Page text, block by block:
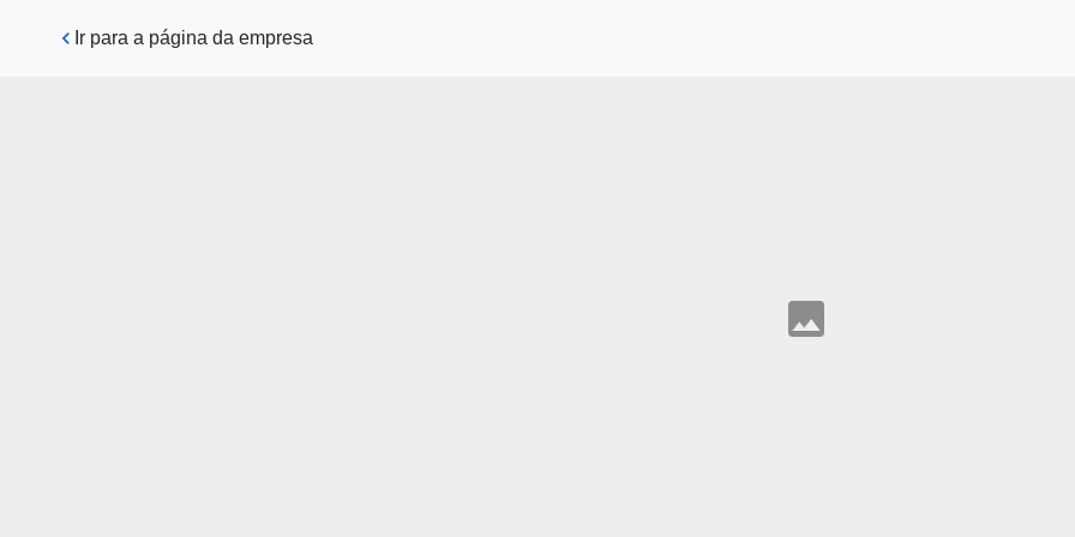
Pular para o conteúdo principal
Ir para a página da empresa